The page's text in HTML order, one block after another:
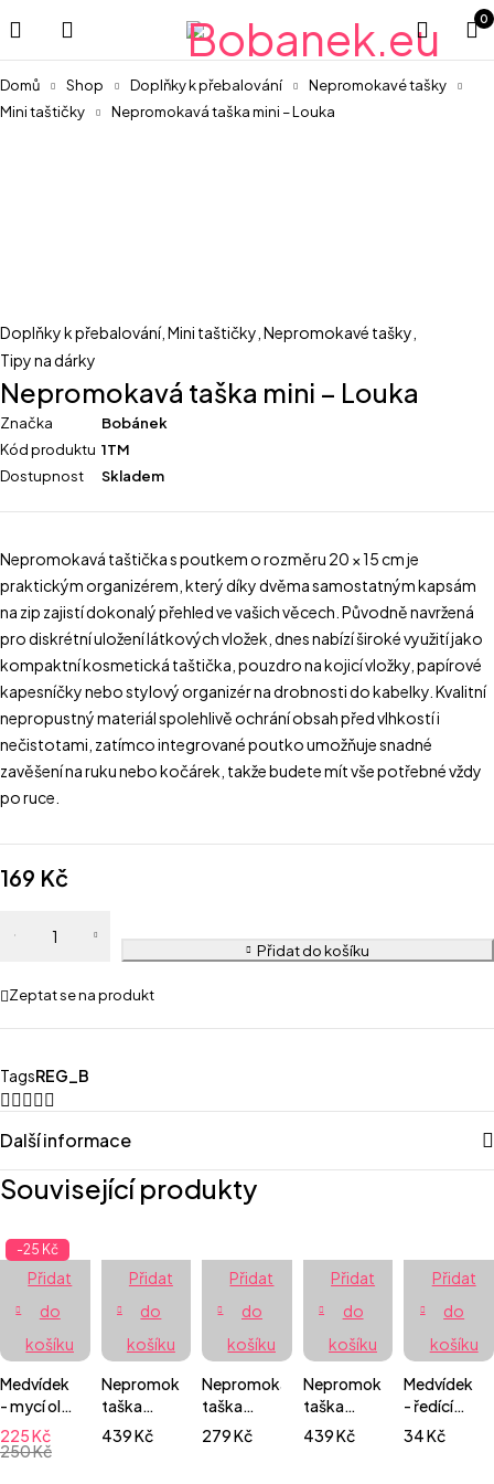
0
Domů Shop Doplňky k přebalování
Nepromokavé tašky
Mini taštičky
Nepromokavá taška mini – Louka
Doplňky k přebalování, Mini taštičky Nepromokavé tašky
Tipy na dárky
Nepromokavá taška mini – Louka
Značka
Bobánek
Kód produktu 1TM
Dostupnost
Skladem
Nepromokavá taštička s poutkem o rozměru 20 × 15 cm je
praktickým organizérem, který díky dvěma samostatným kapsám
na zip zajistí dokonalý přehled ve vašich věcech. Původně navržená
pro diskrétní uložení látkových vložek, dnes nabízí široké využití jako
kompaktní kosmetická taštička, pouzdro na kojicí vložky, papírové
kapesníčky nebo stylový organizér na drobnosti do kabelky. Kvalitní
nepropustný materiál spolehlivě ochrání obsah před vlhkostí i
nečistotami, zatímco integrované poutko umožňuje snadné
zavěšení na ruku nebo kočárek, takže budete mít vše potřebné vždy
po ruce.
169 Kč
Přidat do košíku
Zeptat se na produkt
TagsREG_B
Další informace
Související produkty
-25 Kč
Přidat
do
košíku
Medvídek
- mycí olej
na
zadečky
250Kč
225Kč
Přidat
do
košíku
Nepromokavá
taška
velká -
Květiny
439Kč
Přidat
do
košíku
Nepromokavá
taška
extra
279Kč
Přidat
do
košíku
Nepromokavá
taška
velká -
Melouny
439Kč
Přidat
do
košíku
Medvídek
- ředící
lahvička se
sprejem
34Kč